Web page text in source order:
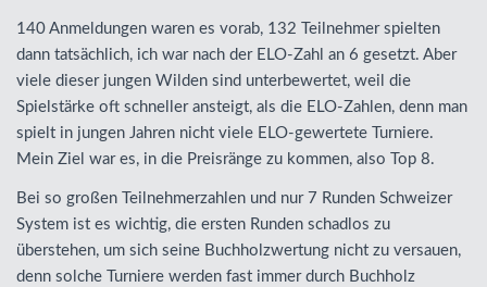
140 Anmeldungen waren es vorab, 132 Teilnehmer spielten
dann tatsächlich, ich war nach der ELO-Zahl an 6 gesetzt. Aber
viele dieser jungen Wilden sind unterbewertet, weil die
Spielstärke oft schneller ansteigt, als die ELO-Zahlen, denn man
spielt in jungen Jahren nicht viele ELO-gewertete Turniere.
Mein Ziel war es, in die Preisränge zu kommen, also Top 8.
Bei so großen Teilnehmerzahlen und nur 7 Runden Schweizer
System ist es wichtig, die ersten Runden schadlos zu
überstehen, um sich seine Buchholzwertung nicht zu versauen,
denn solche Turniere werden fast immer durch Buchholz